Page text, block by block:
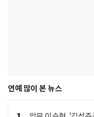
연예 많이 본 뉴스